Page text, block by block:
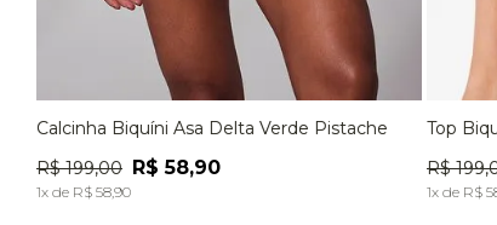
P M G EG
ADICIONAR À SACOLA
Calcinha Biquíni Asa Delta Verde Pistache
R$ 199,00 R$ 58,90
1x de R$ 58,90
P
Top
R$ 199,
1x de R$